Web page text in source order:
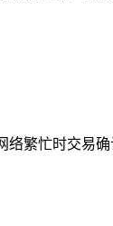
繁忙时交易